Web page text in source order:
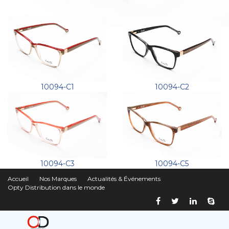
10094-C1 10094-C2
10094-C3 10094-C5
Accueil Nos Marques
Actualités & Événements
Opty Distribution dans le monde